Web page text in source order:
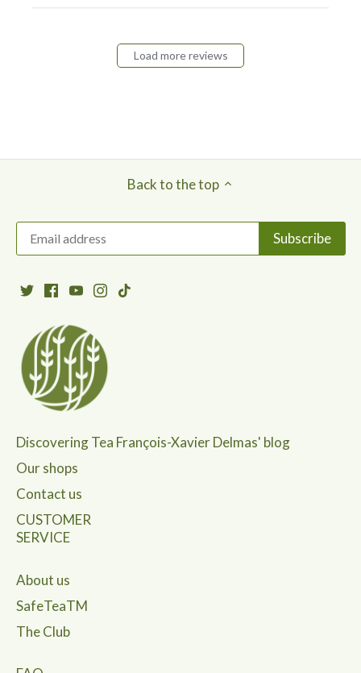
Load more reviews
Back to the top
Discovering Tea François-Xavier Delmas' blog
Our shops
Contact us
CUSTOMER
SERVICE
About us
SafeTeaTM
The Club